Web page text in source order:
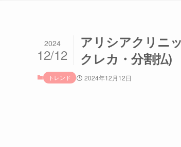
アリシアクリニ
クレカ・分割払)
2024
12/12
トレンド 2024年12月12日